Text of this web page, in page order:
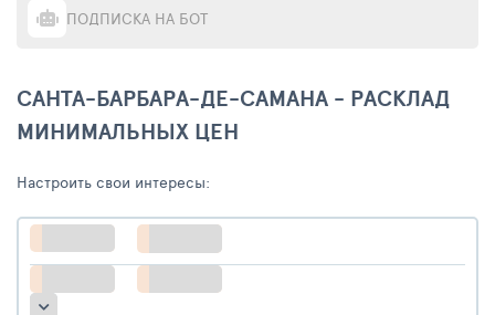
ПОДПИСКА НА БОТ
САНТА-БАРБАРА-ДЕ-САМАНА - РАСКЛАД
МИНИМАЛЬНЫХ ЦЕН
Настроить свои интересы: